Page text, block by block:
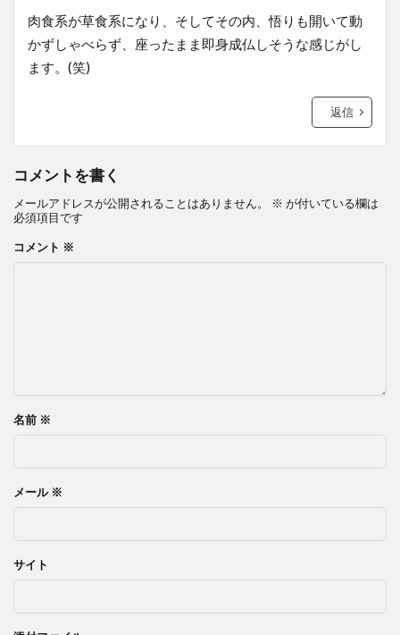
肉食系が草食系になり、そしてその内、悟りも開いて動
かずしゃべらず、座ったまま即身成仏しそうな感じがし
ます。(笑)
返信
コメントを書く
メールアドレスが公開されることはありません。 ※ が付いている欄は
必須項目です
コメント ※
名前 ※
メール ※
サイト